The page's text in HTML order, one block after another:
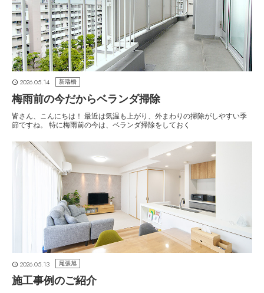
2026.05.14 新瑞橋
梅雨前の今だからベランダ掃除
皆さん、こんにちは！ 最近は気温も上がり、外まわりの掃除がしやすい季
節ですね。 特に梅雨前の今は、ベランダ掃除をしておく
2026.05.13 尾張旭
施工事例のご紹介